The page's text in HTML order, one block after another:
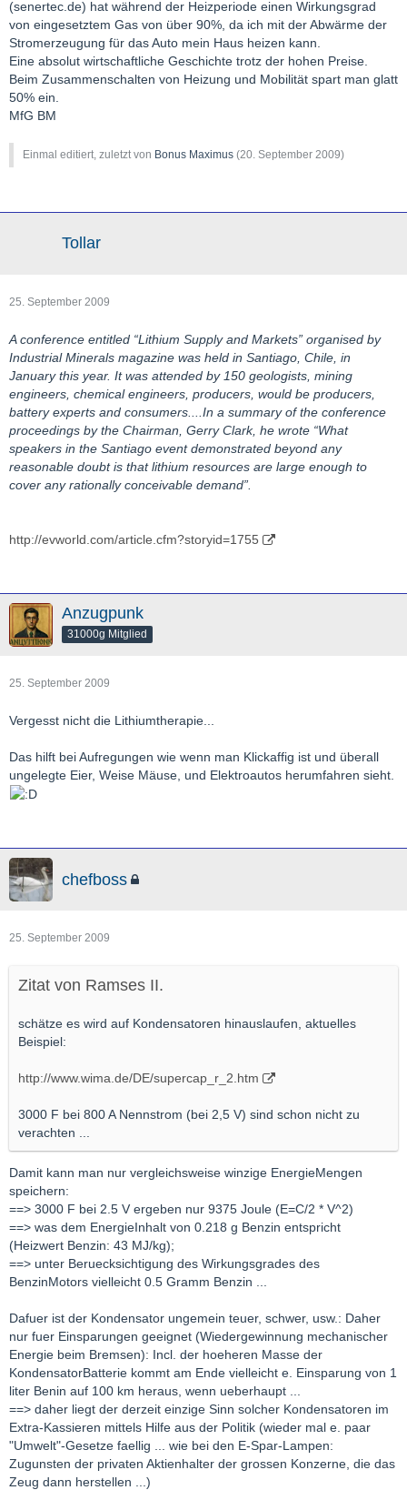
(senertec.de) hat während der Heizperiode einen Wirkungsgrad
von eingesetztem Gas von über 90%, da ich mit der Abwärme der
Stromerzeugung für das Auto mein Haus heizen kann.
Eine absolut wirtschaftliche Geschichte trotz der hohen Preise.
Beim Zusammenschalten von Heizung und Mobilität spart man glatt
50% ein.
MfG BM
Einmal editiert, zuletzt von Bonus Maximus (20. September 2009)
Tollar
25. September 2009
A conference entitled “Lithium Supply and Markets” organised by
Industrial Minerals magazine was held in Santiago, Chile, in
January this year. It was attended by 150 geologists, mining
engineers, chemical engineers, producers, would be producers,
battery experts and consumers....In a summary of the conference
proceedings by the Chairman, Gerry Clark, he wrote “What
speakers in the Santiago event demonstrated beyond any
reasonable doubt is that lithium resources are large enough to
cover any rationally conceivable demand”.
http://evworld.com/article.cfm?storyid=1755
Anzugpunk
31000g Mitglied
25. September 2009
Vergesst nicht die Lithiumtherapie...
Das hilft bei Aufregungen wie wenn man Klickaffig ist und überall
ungelegte Eier, Weise Mäuse, und Elektroautos herumfahren sieht.
chefboss
25. September 2009
Zitat von Ramses II.
schätze es wird auf Kondensatoren hinauslaufen, aktuelles
Beispiel:
http://www.wima.de/DE/supercap_r_2.htm
3000 F bei 800 A Nennstrom (bei 2,5 V) sind schon nicht zu
verachten ...
Damit kann man nur vergleichsweise winzige EnergieMengen
speichern:
==> 3000 F bei 2.5 V ergeben nur 9375 Joule (E=C/2 * V^2)
==> was dem EnergieInhalt von 0.218 g Benzin entspricht
(Heizwert Benzin: 43 MJ/kg);
==> unter Beruecksichtigung des Wirkungsgrades des
BenzinMotors vielleicht 0.5 Gramm Benzin ...
Dafuer ist der Kondensator ungemein teuer, schwer, usw.: Daher
nur fuer Einsparungen geeignet (Wiedergewinnung mechanischer
Energie beim Bremsen): Incl. der hoeheren Masse der
KondensatorBatterie kommt am Ende vielleicht e. Einsparung von 1
liter Benin auf 100 km heraus, wenn ueberhaupt ...
==> daher liegt der derzeit einzige Sinn solcher Kondensatoren im
Extra-Kassieren mittels Hilfe aus der Politik (wieder mal e. paar
"Umwelt"-Gesetze faellig ... wie bei den E-Spar-Lampen:
Zugunsten der privaten Aktienhalter der grossen Konzerne, die das
Zeug dann herstellen ...)